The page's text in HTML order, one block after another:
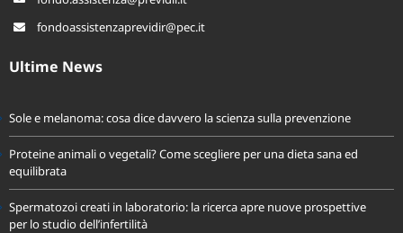
fondoassistenzaprevidir@pec.it
Ultime News
Sole e melanoma: cosa dice davvero la scienza sulla prevenzione
Proteine animali o vegetali? Come scegliere per una dieta sana ed
equilibrata
Spermatozoi creati in laboratorio: la ricerca apre nuove prospettive
per lo studio dell’infertilità